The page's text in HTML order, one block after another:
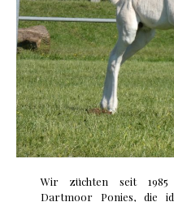
Wir züchten seit 1985
Dartmoor Ponies, die